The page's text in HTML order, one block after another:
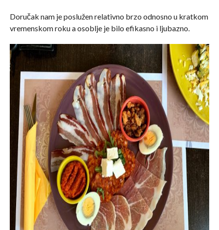
Doručak nam je poslužen relativno brzo odnosno u kratkom
vremenskom roku a osoblje je bilo efikasno i ljubazno.